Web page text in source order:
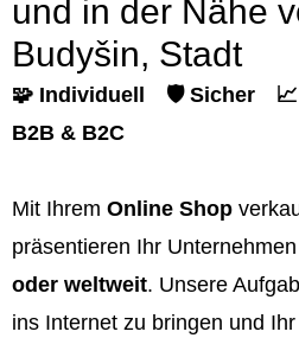
und in der Nähe
Budyšin, Stadt
🧩 Individuell 🛡️ Sicher
B2B & B2C
Mit Ihrem Online Shop
präsentieren Ihr
oder weltweit. Unsere
ins Internet zu bringen und